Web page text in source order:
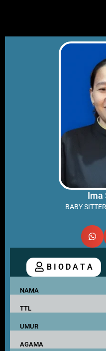
Ima
BABY
B I O D A T A
NAMA
TTL
UMUR
AGAMA